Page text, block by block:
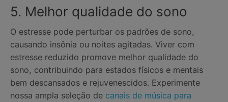
5. Melhor qualidade do sono
O estresse pode perturbar os padrões de sono,
causando insônia ou noites agitadas. Viver com
estresse reduzido promove melhor qualidade do
sono, contribuindo para estados físicos e mentais
bem descansados ​​e rejuvenescidos. Experimente
nossa ampla seleção de canais de música para